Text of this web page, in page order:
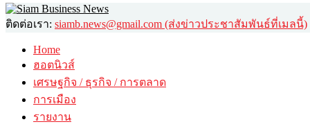
ติดต่อเรา: siamb.news@gmail.com (ส่งข่าวประชาสัมพันธ์ที่เมลนี้)
Home
ฮอตนิวส์
เศรษฐกิจ / ธุรกิจ / การตลาด
การเมือง
รายงาน